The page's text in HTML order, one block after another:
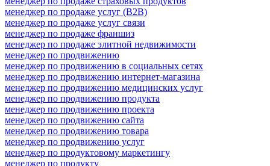
менеджер по продаже услуг (B2B)
менеджер по продаже услуг связи
менеджер по продаже франшиз
менеджер по продаже элитной недвижимости
менеджер по продвижению
менеджер по продвижению в социальных сетях
менеджер по продвижению интернет-магазина
менеджер по продвижению медицинских услуг
менеджер по продвижению продукта
менеджер по продвижению проекта
менеджер по продвижению сайта
менеджер по продвижению товара
менеджер по продвижению услуг
менеджер по продуктовому маркетингу
менеджер по продукту